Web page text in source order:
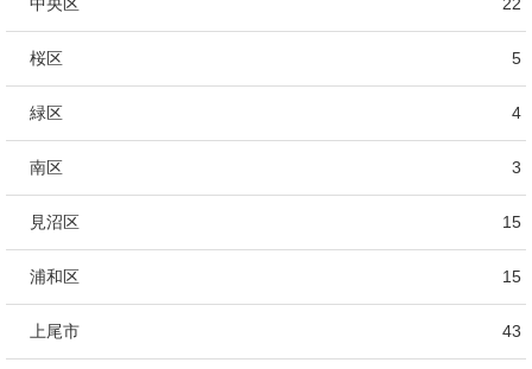
桜区 5
緑区 4
南区 3
見沼区 15
浦和区 15
上尾市 43